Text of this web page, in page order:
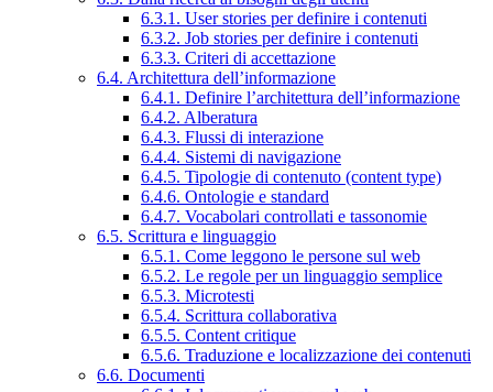
6.3.1. User stories per definire i contenuti
6.3.2. Job stories per definire i contenuti
6.3.3. Criteri di accettazione
6.4. Architettura dell’informazione
6.4.1. Definire l’architettura dell’informazione
6.4.2. Alberatura
6.4.3. Flussi di interazione
6.4.4. Sistemi di navigazione
6.4.5. Tipologie di contenuto (content type)
6.4.6. Ontologie e standard
6.4.7. Vocabolari controllati e tassonomie
6.5. Scrittura e linguaggio
6.5.1. Come leggono le persone sul web
6.5.2. Le regole per un linguaggio semplice
6.5.3. Microtesti
6.5.4. Scrittura collaborativa
6.5.5. Content critique
6.5.6. Traduzione e localizzazione dei contenuti
6.6. Documenti